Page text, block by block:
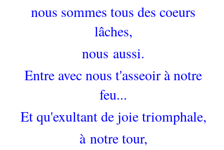
nous sommes tous des coeurs
lâches,
nous aussi.
Entre avec nous t'asseoir à notre
feu...
Et qu'exultant de joie triomphale,
à notre tour,